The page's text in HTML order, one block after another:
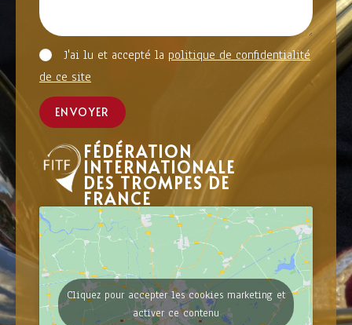
J'ai lu et accepté la politique de confidentialité
de ce site
ENVOYER
FÉDÉRATION
INTERNATIONALE
DES TROMPES DE
FRANCE
Cliquez pour accepter les cookies marketing et
activer ce contenu